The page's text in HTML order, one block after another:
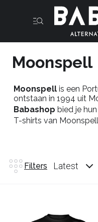
Moonspell
Moonspell is een
ontstaan in 1994 uit
Babashop bied je hun
T-shirts van
Filters Latest